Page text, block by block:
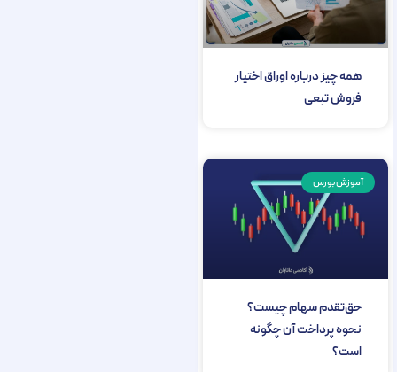
همه چیز درباره اوراق اختیار
فروش تبعی
آموزش بورس
حق‌تقدم سهام چیست؟
نحوه پرداخت آن چگونه
است؟